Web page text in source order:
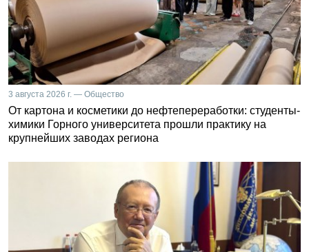
3 августа 2026 г. — Общество
От картона и косметики до нефтепереработки: студенты-
химики Горного университета прошли практику на
крупнейших заводах региона